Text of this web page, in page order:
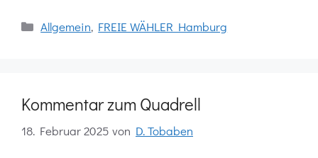
Kategorien
Allgemein, FREIE WÄHLER Hamburg
Kommentar zum Quadrell
18. Februar 2025 von D. Tobaben